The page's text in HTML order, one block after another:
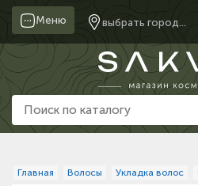
Меню выбрать город...
Главная Волосы Укладка волос